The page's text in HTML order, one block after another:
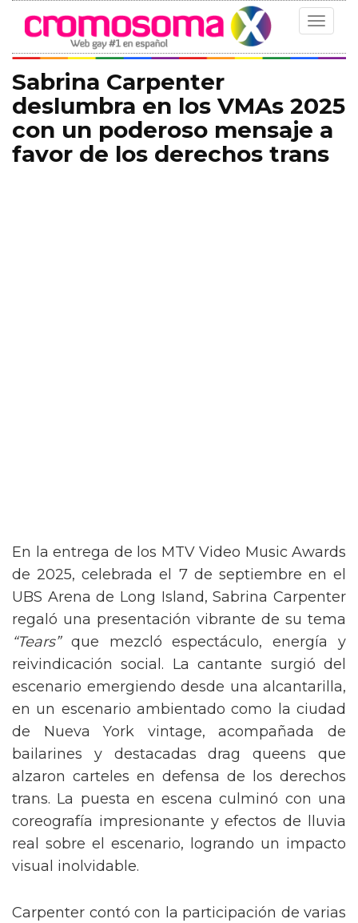
Toggle
Sabrina Carpenter
deslumbra en los VMAs 2025
con un poderoso mensaje a
favor de los derechos trans
En la entrega de los MTV Video Music Awards
de 2025, celebrada el 7 de septiembre en el
UBS Arena de Long Island, Sabrina Carpenter
regaló una presentación vibrante de su tema
“Tears”que mezcló espectáculo, energía y
reivindicación social. La cantante surgió del
escenario emergiendo desde una alcantarilla,
en un escenario ambientado como la ciudad
de Nueva York vintage, acompañada de
bailarines y destacadas drag queens que
alzaron carteles en defensa de los derechos
trans. La puesta en escena culminó con una
coreografía impresionante y efectos de lluvia
real sobre el escenario, logrando un impacto
visual inolvidable.
Carpenter contó con la participación de varias